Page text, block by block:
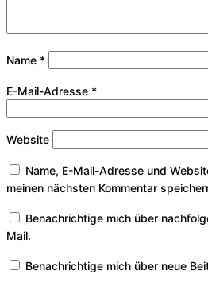
Name *
E-Mail-Adresse *
Website
Name, E-Mail-Adresse und
meinen nächsten Kommentar
Benachrichtige mich über
Mail.
Benachrichtige mich über neue